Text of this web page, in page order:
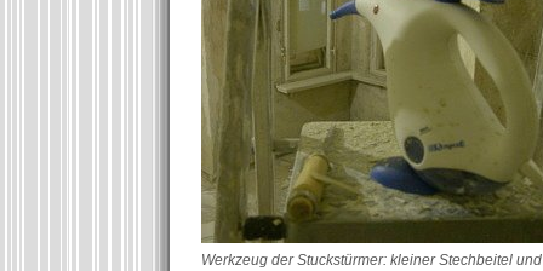
Werkzeug der Stuckstürmer: kleiner Stechbeitel